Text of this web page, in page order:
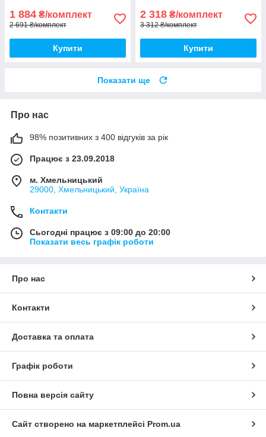
1 884 ₴/комплект
2 691 ₴/комплект
Купити
2 318 ₴/комплект
3 312 ₴/комплект
Купити
Показати ще
Про нас
98% позитивних з 400 відгуків за рік
Працює з 23.09.2018
м. Хмельницький
29000, Хмельницький, Україна
Контакти
Сьогодні працює з 09:00 до 20:00
Показати весь графік роботи
Про нас
Контакти
Доставка та оплата
Графік роботи
Повна версія сайту
Сайт створено на маркетплейсі Prom.ua